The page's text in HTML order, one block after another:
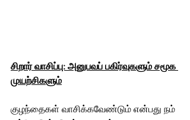
சிறார் வாசிப்பு: அனுபவப் பகிர்வுகளும் சமூக
முயற்சிகளும்
குழந்தைகள் வாசிக்கவேண்டும் என்பது நம்